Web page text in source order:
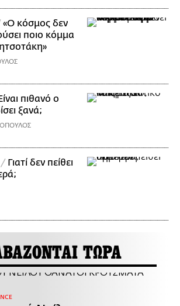
«Ο κόσμος δεν
ποιο κόμμα
πιθανό ο
ξανά;
/ Γιατί δεν πείθει
ΤΩΡΑ